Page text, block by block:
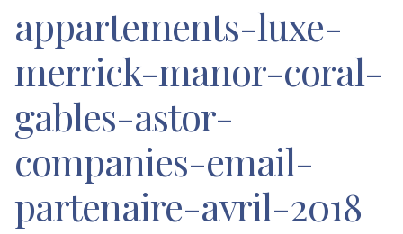
Inscription
Inscription éditions locales
Inscription French District
appartements-luxe-
merrick-manor-coral-
gables-astor-
companies-email-
partenaire-avril-2018